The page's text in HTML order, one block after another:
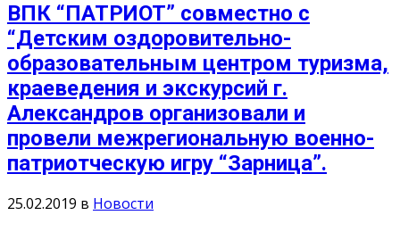
ВПК “ПАТРИОТ” совместно с
“Детским оздоровительно-
образовательным центром туризма,
краеведения и экскурсий г.
Александров организовали и
провели межрегиональную военно-
патриотческую игру “Зарница”.
25.02.2019 в Новости